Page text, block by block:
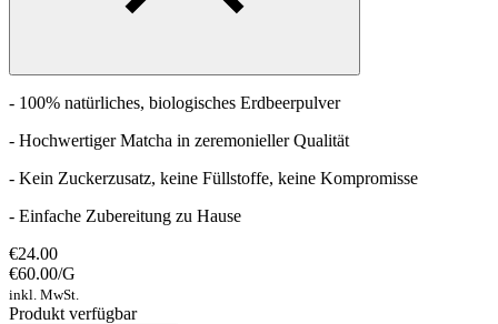
- 100% natürliches, biologisches Erdbeerpulver
- Hochwertiger Matcha in zeremonieller Qualität
- Kein Zuckerzusatz, keine Füllstoffe, keine Kompromisse
- Einfache Zubereitung zu Hause
€24.00
€60.00/G
inkl. MwSt.
Produkt verfügbar